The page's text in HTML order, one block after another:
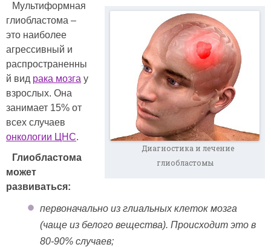
Диагностика и лечение
глиобластомы
Мультиформная
глиобластома –
это наиболее
агрессивный и
распространенны
й вид рака мозга у
взрослых. Она
занимает 15% от
всех случаев
онкологии ЦНС.
Глиобластома
может
развиваться:
первоначально из глиальных клеток мозга
(чаще из белого вещества). Происходит это в
80-90% случаев;